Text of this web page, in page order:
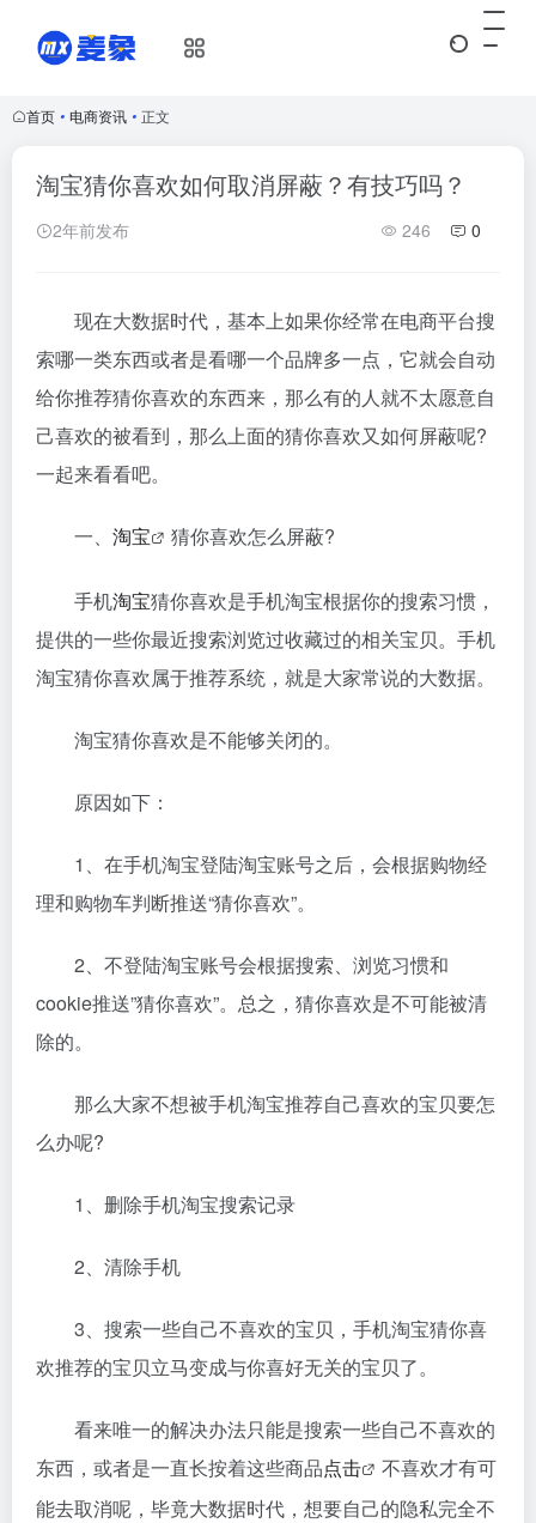
首页 • 电商资讯 • 正文
淘宝猜你喜欢如何取消屏蔽？有技巧吗？
2年前发布 246 0
现在大数据时代，基本上如果你经常在电商平台搜
索哪一类东西或者是看哪一个品牌多一点，它就会自动
给你推荐猜你喜欢的东西来，那么有的人就不太愿意自
己喜欢的被看到，那么上面的猜你喜欢又如何屏蔽呢?
一起来看看吧。
一、 淘宝 猜你喜欢怎么屏蔽?
手机淘宝猜你喜欢是手机淘宝根据你的搜索习惯，
提供的一些你最近搜索浏览过收藏过的相关宝贝。手机
淘宝猜你喜欢属于推荐系统，就是大家常说的大数据。
淘宝猜你喜欢是不能够关闭的。
原因如下：
1、在手机淘宝登陆淘宝账号之后，会根据购物经
理和购物车判断推送“猜你喜欢”。
2、不登陆淘宝账号会根据搜索、浏览习惯和
cookie推送”猜你喜欢”。总之，猜你喜欢是不可能被清
除的。
那么大家不想被手机淘宝推荐自己喜欢的宝贝要怎
么办呢?
1、删除手机淘宝搜索记录
2、清除手机
3、搜索一些自己不喜欢的宝贝，手机淘宝猜你喜
欢推荐的宝贝立马变成与你喜好无关的宝贝了。
看来唯一的解决办法只能是搜索一些自己不喜欢的
东西，或者是一直长按着这些商品点击
不喜欢才有可
能去取消呢，毕竟大数据时代，想要自己的隐私完全不